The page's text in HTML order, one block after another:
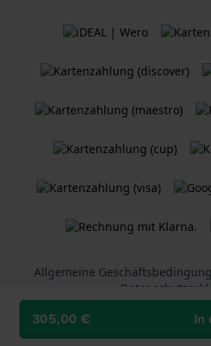
305,00 € In
Allgemeine
EinHolland Watch Group B.V.